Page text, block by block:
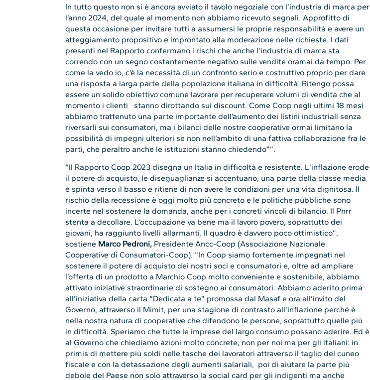
In tutto questo non si è ancora avviato il tavolo negoziale con l’industria di marca per
l’anno 2024, del quale al momento non abbiamo ricevuto segnali. Approfitto di
questa occasione per invitare tutti a assumersi le proprie responsabilità e avere un
atteggiamento propositivo e improntato alla moderazione nelle richieste. I dati
presenti nel Rapporto confermano i rischi che anche l’industria di marca sta
correndo con un segno costantemente negativo sulle vendite oramai da tempo. Per
come la vedo io, c’è la necessità di un confronto serio e costruttivo proprio per dare
una risposta a larga parte della popolazione italiana in difficoltà. Ritengo possa
essere un solido obiettivo comune lavorare per recuperare volumi di vendita che al
momento i clienti stanno dirottando sui discount. Come Coop negli ultimi 18 mesi
abbiamo trattenuto una parte importante dell’aumento dei listini industriali senza
riversarli sui consumatori, ma i bilanci delle nostre cooperative ormai limitano la
possibilità di impegni ulteriori se non nell’ambito di una fattiva collaborazione fra le
parti, che peraltro anche le istituzioni stanno chiedendo””.
“Il Rapporto Coop 2023 disegna un Italia in difficoltà e resistente. L’inflazione erode
il potere di acquisto, le diseguaglianze si accentuano, una parte della classe media
è spinta verso il basso e ritiene di non avere le condizioni per una vita dignitosa. Il
rischio della recessione è oggi molto più concreto e le politiche pubbliche sono
incerte nel sostenere la domanda, anche per i concreti vincoli di bilancio. Il Pnrr
stenta a decollare. L’occupazione va bene ma il lavoro povero, soprattutto dei
giovani, ha raggiunto livelli allarmanti. Il quadro è davvero poco ottimistico”,
sostiene Marco Pedroni, Presidente Ancc-Coop (Associazione Nazionale
Cooperative di Consumatori-Coop). “In Coop siamo fortemente impegnati nel
sostenere il potere di acquisto dei nostri soci e consumatori e, oltre ad ampliare
l’offerta di un prodotto a Marchio Coop molto conveniente e sostenibile, abbiamo
attivato iniziative straordinarie di sostegno ai consumatori. Abbiamo aderito prima
all’iniziativa della carta “Dedicata a te” promossa dal Masaf e ora all’invito del
Governo, attraverso il Mimit, per una stagione di contrasto all’inflazione perché è
nella nostra natura di cooperative che difendono le persone, soprattutto quelle più
in difficoltà. Speriamo che tutte le imprese del largo consumo possano aderire. Ed è
al Governo che chiediamo azioni molto concrete, non per noi ma per gli italiani: in
primis di mettere più soldi nelle tasche dei lavoratori attraverso il taglio del cuneo
fiscale e con la detassazione degli aumenti salariali, poi di aiutare la parte più
debole del Paese non solo attraverso la social card per gli indigenti ma anche